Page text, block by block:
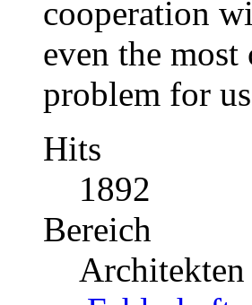
cooperation
even the
problem for
Hits
1892
Bereich
Architekten